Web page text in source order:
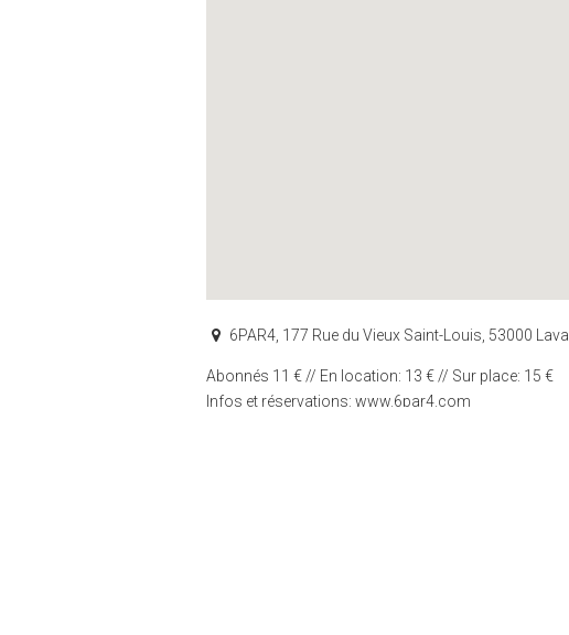
6PAR4, 177 Rue du Vieux Saint-Louis, 53000 Laval
Abonnés 11 € // En location: 13 € // Sur place: 15 €
Infos et réservations: www.6par4.com